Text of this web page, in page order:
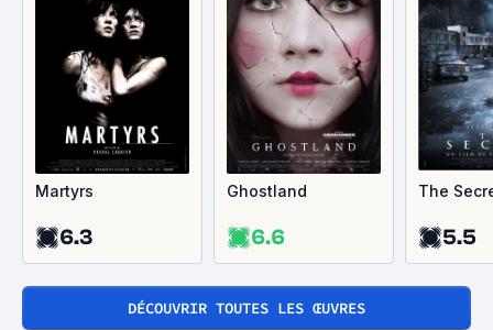
Martyrs
6.3
Ghostland
6.6
The
5.5
DÉCOUVRIR TOUTES LES ŒUVRES